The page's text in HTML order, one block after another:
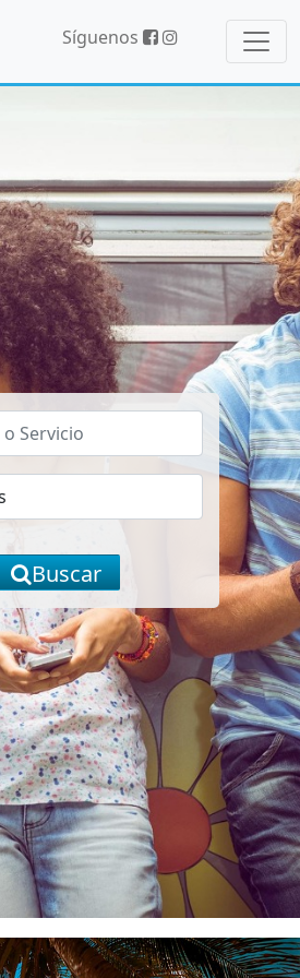
Síguenos
Buscar